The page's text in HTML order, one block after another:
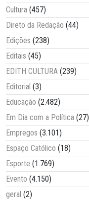
Cultura (457)
Direto da Redação (44)
Edições (238)
Editais (45)
EDITH CULTURA (239)
Editorial (3)
Educação (2.482)
Em Dia com a Política (27)
Empregos (3.101)
Espaço Católico (18)
Esporte (1.769)
Evento (4.150)
geral (2)